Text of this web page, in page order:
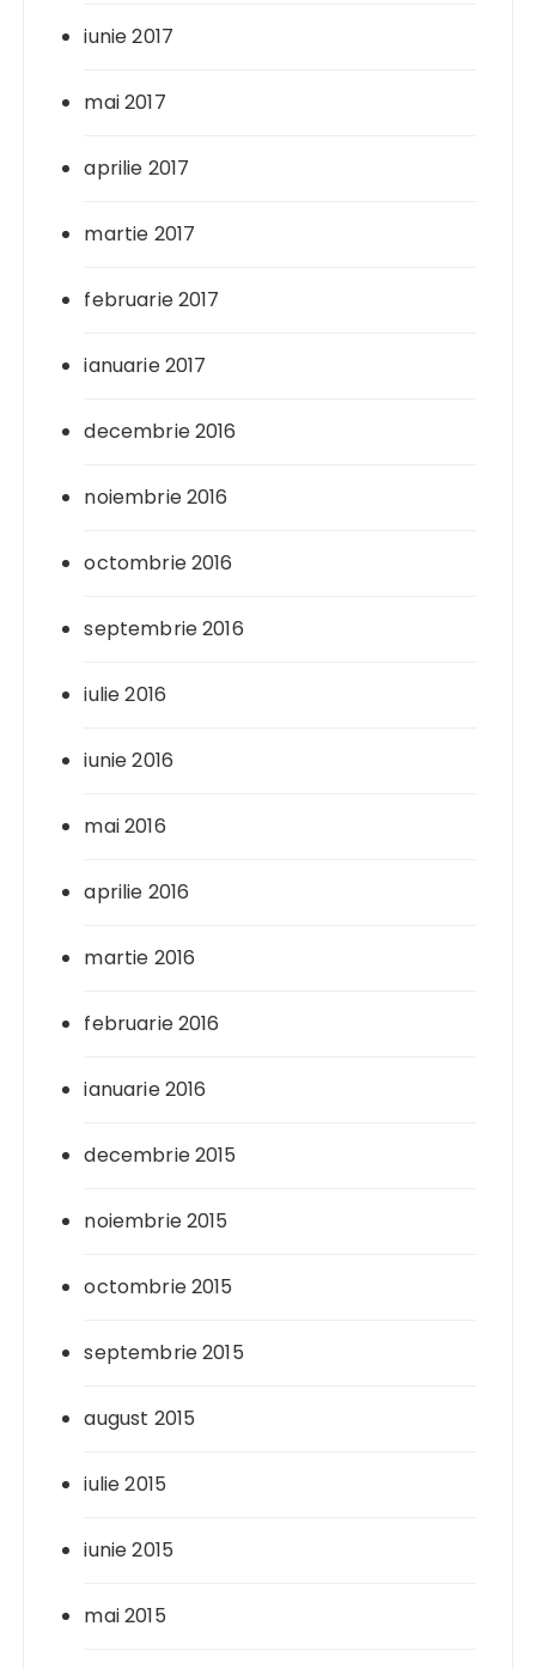
iunie 2017
mai 2017
aprilie 2017
martie 2017
februarie 2017
ianuarie 2017
decembrie 2016
noiembrie 2016
octombrie 2016
septembrie 2016
iulie 2016
iunie 2016
mai 2016
aprilie 2016
martie 2016
februarie 2016
ianuarie 2016
decembrie 2015
noiembrie 2015
octombrie 2015
septembrie 2015
august 2015
iulie 2015
iunie 2015
mai 2015